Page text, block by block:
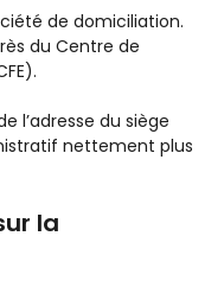
de domiciliation.
du Centre de
l’adresse du siège
nettement plus
la